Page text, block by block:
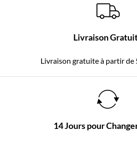
Livraison
Livraison gratuite à partir de
14 Jours pour